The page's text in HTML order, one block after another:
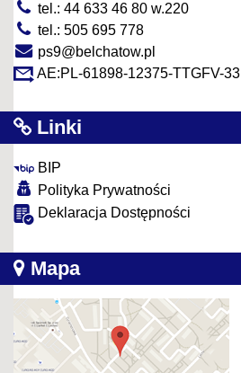
tel.: 44 633 46 80 w.220
tel.: 505 695 778
ps9@belchatow.pl
AE:PL-61898-12375-TTGFV-33
Linki
BIP
Polityka Prywatności
Deklaracja Dostępności
Mapa